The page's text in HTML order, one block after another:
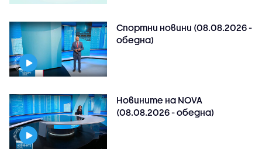
Спортни новини (08.08.2026 -
обедна)
Новините на NOVA
(08.08.2026 - обедна)